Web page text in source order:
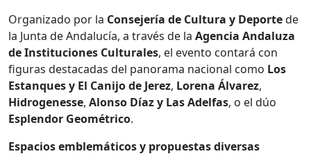
Organizado por la Consejería de Cultura y Deportede
la Junta de Andalucía, a través de la Agencia Andaluza
de Instituciones Culturales, el evento contará con
figuras destacadas del panorama nacional como Los
Estanques y El Canijo de Jerez, Lorena Álvarez,
Hidrogenesse, Alonso Díaz y Las Adelfas, o el dúo
Esplendor Geométrico.
Espacios emblemáticos y propuestas diversas